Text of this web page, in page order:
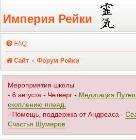
Регистрация
Империя Рейки
FAQ
Сайт Форум Рейки
Мероприятия школы
- 6 августа - Четверг - Медитация
скоплению плеяд,
- Помощь, поддержка от Андреаса -
Счастья Шумеров